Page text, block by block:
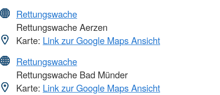
Rettungswache
Rettungswache Aerzen
Karte: Link zur Google Maps Ansicht
Rettungswache
Rettungswache Bad Münder
Karte: Link zur Google Maps Ansicht